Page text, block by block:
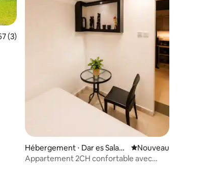
moyenne sur la base de 3 commentaires : 4,67 sur 5
(3)
Hébergement ⋅ Dar es Salaa
m
Nouvel hébergement
Nouveau
Appartement 2CH confortable avec